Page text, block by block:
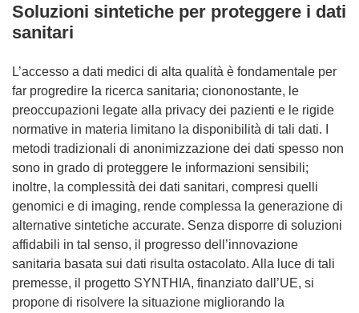
Soluzioni sintetiche per proteggere i dati
sanitari
L’accesso a dati medici di alta qualità è fondamentale per
far progredire la ricerca sanitaria; ciononostante, le
preoccupazioni legate alla privacy dei pazienti e le rigide
normative in materia limitano la disponibilità di tali dati. I
metodi tradizionali di anonimizzazione dei dati spesso non
sono in grado di proteggere le informazioni sensibili;
inoltre, la complessità dei dati sanitari, compresi quelli
genomici e di imaging, rende complessa la generazione di
alternative sintetiche accurate. Senza disporre di soluzioni
affidabili in tal senso, il progresso dell’innovazione
sanitaria basata sui dati risulta ostacolato. Alla luce di tali
premesse, il progetto SYNTHIA, finanziato dall’UE, si
propone di risolvere la situazione migliorando la